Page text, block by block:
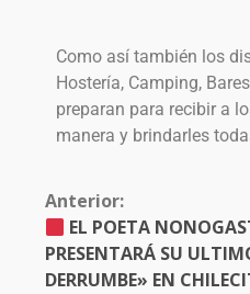
Como así también los
Hostería, Camping,
preparan para recibir a
manera y brindarles
Anterior:
EL POETA
PRESENTARÁ SU
DERRUMBE» EN